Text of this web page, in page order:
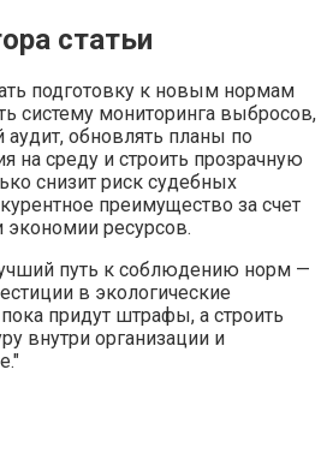
статьи
подготовку к новым нормам
систему мониторинга выбросов,
аудит, обновлять планы по
на среду и строить прозрачную
снизит риск судебных
преимущество за счет
ресурсов.
путь к соблюдению норм —
в экологические
придут штрафы, а строить
внутри организации и